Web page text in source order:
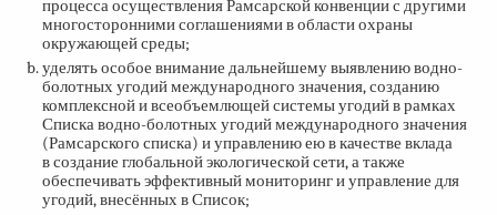
процесса осуществления Рамсарской конвенции с другими
многосторонними соглашениями в области охраны
окружающей среды;
уделять особое внимание дальнейшему выявлению водно-
болотных угодий международного значения, созданию
комплексной и всеобъемлющей системы угодий в рамках
Списка водно-болотных угодий международного значения
(Рамсарского списка) и управлению ею в качестве вклада
в создание глобальной экологической сети, а также
обеспечивать эффективный мониторинг и управление для
угодий, внесённых в Список;